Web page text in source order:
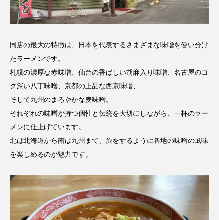
同店の最大の特徴は、日本を代表するさまざまな味噌を使い分け
たラーメンです。
札幌の濃厚な赤味噌、仙台の香ばしい胡麻入り味噌、名古屋のコ
ク深い八丁味噌、京都の上品な西京味噌、
そして九州のまろやかな麦味噌。
それぞれの味噌が持つ個性と伝統を大切にしながら、一杯のラー
メンに仕上げています。
北は北海道から南は九州まで、旅をするように各地の味噌の風味
を楽しめるのが魅力です。